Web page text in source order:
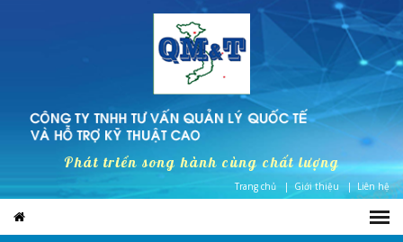
Phát triển song hành cùng chất lượng
Trang chủ | Giới thiệu | Liên hệ